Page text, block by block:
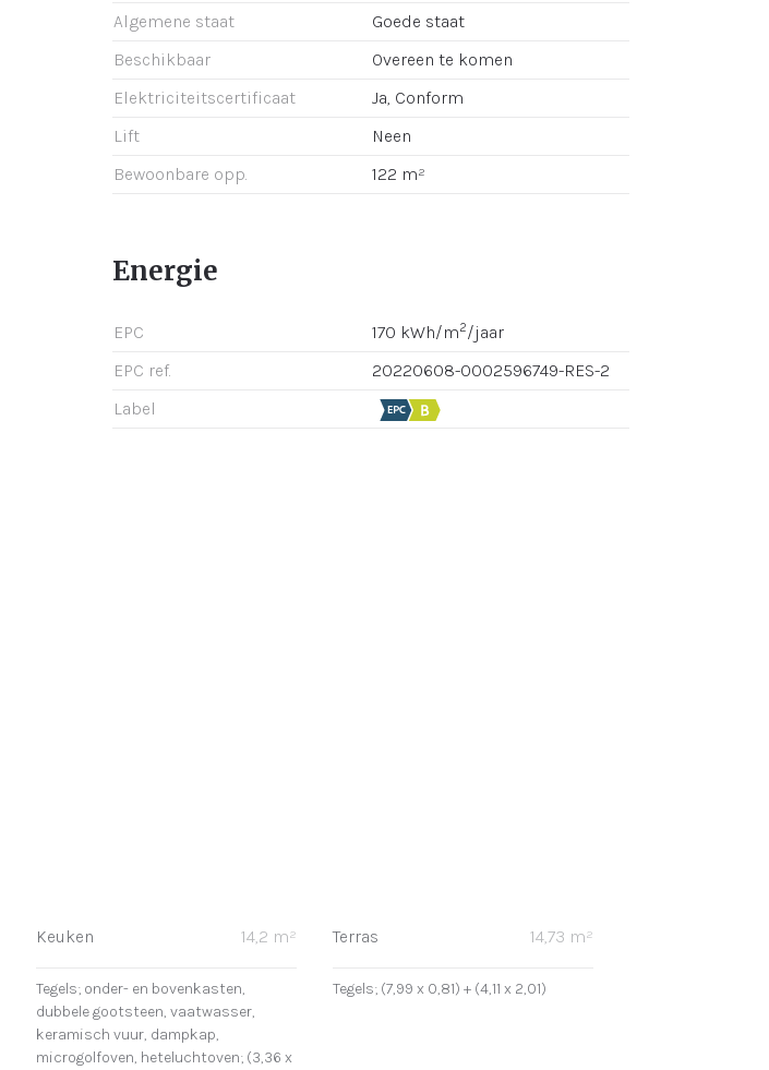
Algemene staat
Goede staat
Beschikbaar
Overeen te komen
Elektriciteitscertificaat
Ja, Conform
Lift
Neen
Bewoonbare opp.
122 m²
Energie
EPC 170 kWh/m2/jaar
EPC ref.
20220608-0002596749-RES-2
Label
Keuken 14,2 m²
Tegels; onder- en bovenkasten,
dubbele gootsteen, vaatwasser,
keramisch vuur, dampkap,
microgolfoven, heteluchtoven; (3,36 x
Terras 14,73 m²
Tegels; (7,99 x 0,81) + (4,11 x 2,01)